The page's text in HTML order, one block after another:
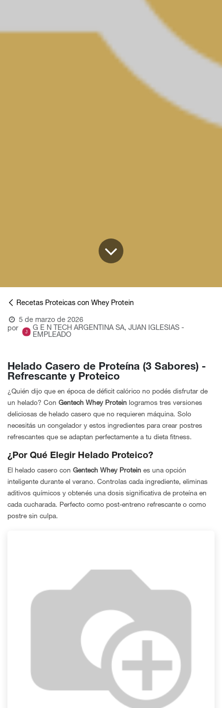
Recetas Proteicas con Whey Protein
5 de marzo de 2026
por
G E N TECH ARGENTINA SA, JUAN IGLESIAS -
EMPLEADO
Helado Casero de Proteína (3 Sabores) -
Refrescante y Proteico
¿Quién dijo que en época de déficit calórico no podés disfrutar de
un helado? Con Gentech Whey Protein logramos tres versiones
deliciosas de helado casero que no requieren máquina. Solo
necesitás un congelador y estos ingredientes para crear postres
refrescantes que se adaptan perfectamente a tu dieta fitness.
¿Por Qué Elegir Helado Proteico?
El helado casero con Gentech Whey Protein es una opción
inteligente durante el verano. Controlas cada ingrediente, eliminas
aditivos químicos y obtenés una dosis significativa de proteína en
cada cucharada. Perfecto como post-entreno refrescante o como
postre sin culpa.